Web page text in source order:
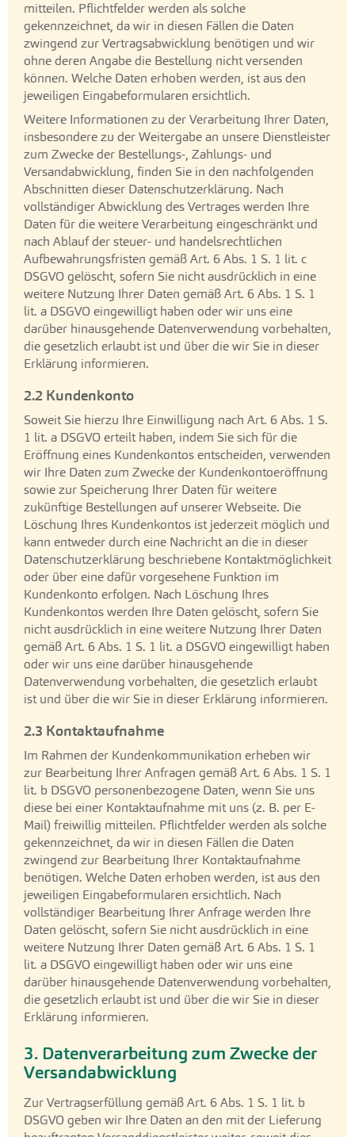
mitteilen. Pflichtfelder werden als solche
gekennzeichnet, da wir in diesen Fällen die Daten
zwingend zur Vertragsabwicklung benötigen und wir
ohne deren Angabe die Bestellung nicht versenden
können. Welche Daten erhoben werden, ist aus den
jeweiligen Eingabeformularen ersichtlich.
Weitere Informationen zu der Verarbeitung Ihrer Daten,
insbesondere zu der Weitergabe an unsere Dienstleister
zum Zwecke der Bestellungs-, Zahlungs- und
Versandabwicklung, finden Sie in den nachfolgenden
Abschnitten dieser Datenschutzerklärung. Nach
vollständiger Abwicklung des Vertrages werden Ihre
Daten für die weitere Verarbeitung eingeschränkt und
nach Ablauf der steuer- und handelsrechtlichen
Aufbewahrungsfristen gemäß Art. 6 Abs. 1 S. 1 lit. c
DSGVO gelöscht, sofern Sie nicht ausdrücklich in eine
weitere Nutzung Ihrer Daten gemäß Art. 6 Abs. 1 S. 1
lit. a DSGVO eingewilligt haben oder wir uns eine
darüber hinausgehende Datenverwendung vorbehalten,
die gesetzlich erlaubt ist und über die wir Sie in dieser
Erklärung informieren.
2.2 Kundenkonto
Soweit Sie hierzu Ihre Einwilligung nach Art. 6 Abs. 1 S.
1 lit. a DSGVO erteilt haben, indem Sie sich für die
Eröffnung eines Kundenkontos entscheiden, verwenden
wir Ihre Daten zum Zwecke der Kundenkontoeröffnung
sowie zur Speicherung Ihrer Daten für weitere
zukünftige Bestellungen auf unserer Webseite. Die
Löschung Ihres Kundenkontos ist jederzeit möglich und
kann entweder durch eine Nachricht an die in dieser
Datenschutzerklärung beschriebene Kontaktmöglichkeit
oder über eine dafür vorgesehene Funktion im
Kundenkonto erfolgen. Nach Löschung Ihres
Kundenkontos werden Ihre Daten gelöscht, sofern Sie
nicht ausdrücklich in eine weitere Nutzung Ihrer Daten
gemäß Art. 6 Abs. 1 S. 1 lit. a DSGVO eingewilligt haben
oder wir uns eine darüber hinausgehende
Datenverwendung vorbehalten, die gesetzlich erlaubt
ist und über die wir Sie in dieser Erklärung informieren.
2.3 Kontaktaufnahme
Im Rahmen der Kundenkommunikation erheben wir
zur Bearbeitung Ihrer Anfragen gemäß Art. 6 Abs. 1 S. 1
lit. b DSGVO personenbezogene Daten, wenn Sie uns
diese bei einer Kontaktaufnahme mit uns (z. B. per E-
Mail) freiwillig mitteilen. Pflichtfelder werden als solche
gekennzeichnet, da wir in diesen Fällen die Daten
zwingend zur Bearbeitung Ihrer Kontaktaufnahme
benötigen. Welche Daten erhoben werden, ist aus den
jeweiligen Eingabeformularen ersichtlich. Nach
vollständiger Bearbeitung Ihrer Anfrage werden Ihre
Daten gelöscht, sofern Sie nicht ausdrücklich in eine
weitere Nutzung Ihrer Daten gemäß Art. 6 Abs. 1 S. 1
lit. a DSGVO eingewilligt haben oder wir uns eine
darüber hinausgehende Datenverwendung vorbehalten,
die gesetzlich erlaubt ist und über die wir Sie in dieser
Erklärung informieren.
3. Datenverarbeitung zum Zwecke der
Versandabwicklung
Zur Vertragserfüllung gemäß Art. 6 Abs. 1 S. 1 lit. b
DSGVO geben wir Ihre Daten an den mit der Lieferung